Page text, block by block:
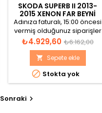
SKODA SUPERB II 2013-
2015 XENON FAR BEYNI
8K0941597E
Adınıza faturalı, 15:00 öncesi
vermiş olduğunuz siparişler
aynı gün gönderilir.
Fiyat
₺4.929,60 Normal
fiyat
₺6.162,00
 Sepete ekle
 Stokta yok
Sonraki 